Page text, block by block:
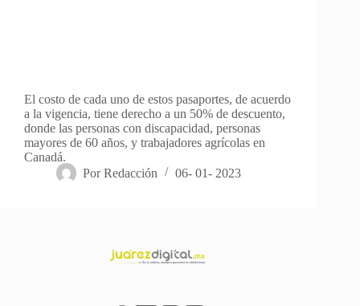
El costo de cada uno de estos pasaportes, de acuerdo
a la vigencia, tiene derecho a un 50% de descuento,
donde las personas con discapacidad, personas
mayores de 60 años, y trabajadores agrícolas en
Canadá.
Por Redacción 06- 01- 2023